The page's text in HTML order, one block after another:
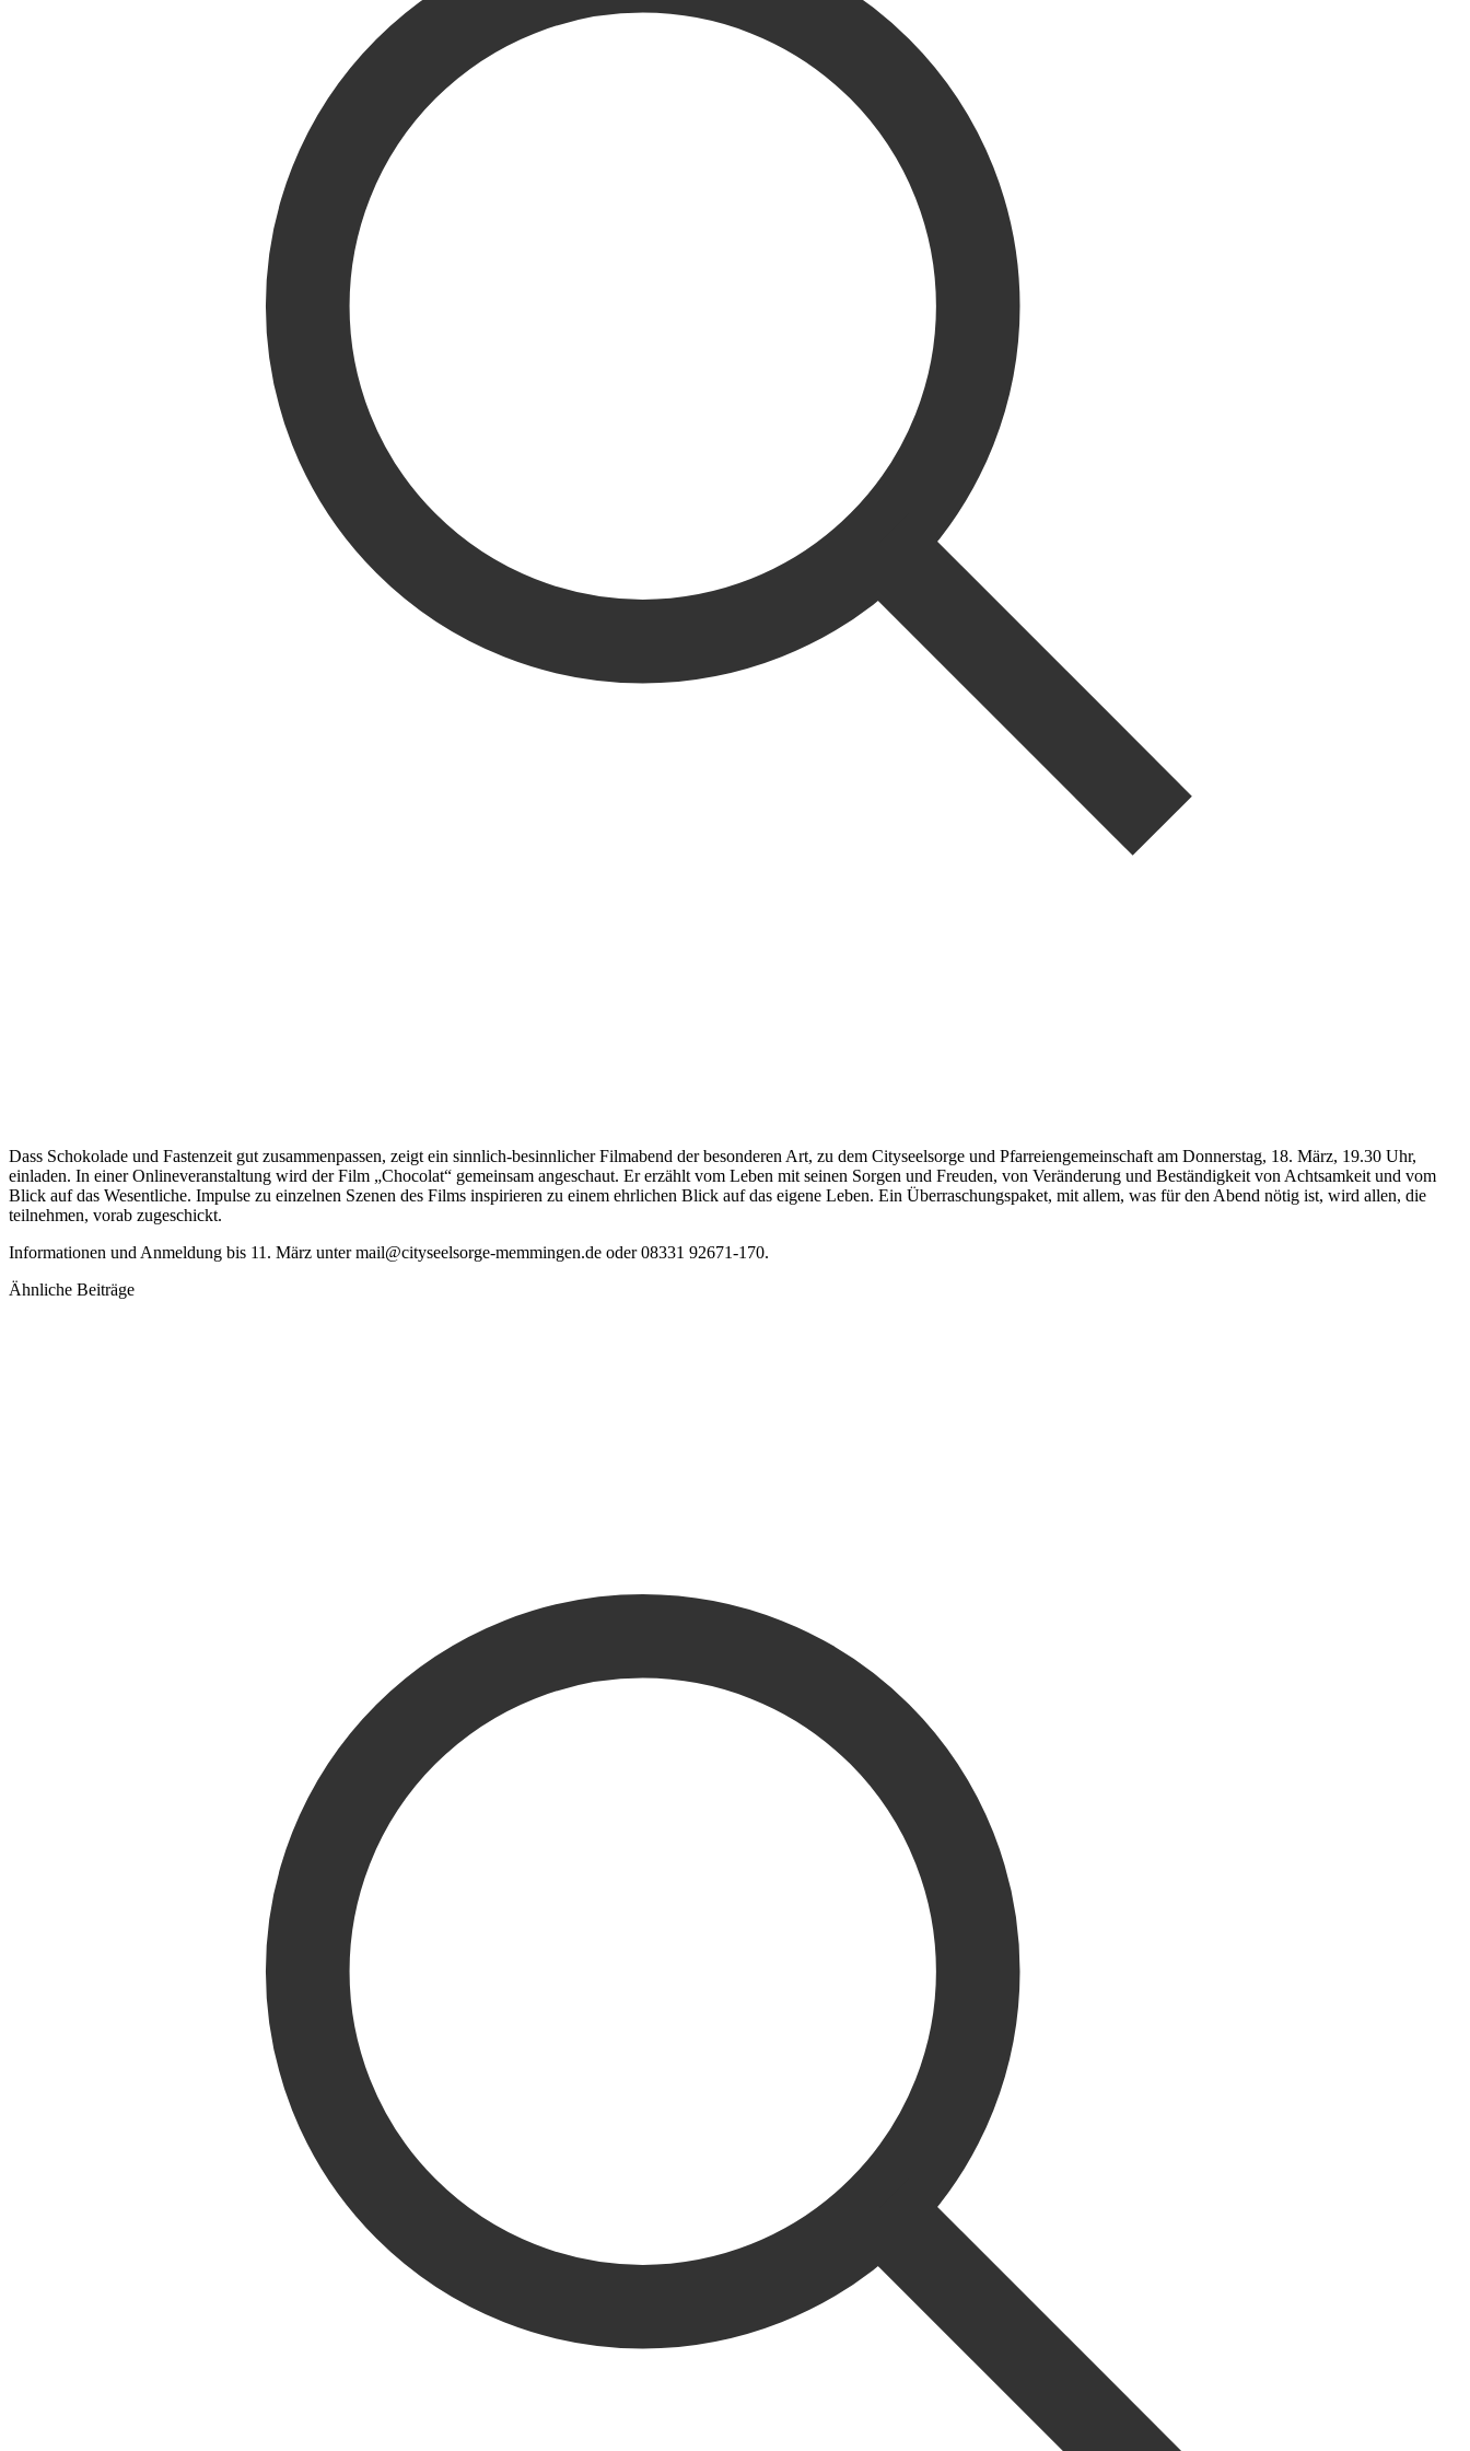
Dass Schokolade und Fastenzeit gut zusammenpassen, zeigt ein sinnlich-besinnlicher Filmabend der besonderen Art, zu dem Cityseelsorge und Pfarreiengemeinschaft am Donnerstag, 18. März, 19.30 Uhr,
einladen. In einer Onlineveranstaltung wird der Film „Chocolat“ gemeinsam angeschaut. Er erzählt vom Leben mit seinen Sorgen und Freuden, von Veränderung und Beständigkeit von Achtsamkeit und vom
Blick auf das Wesentliche. Impulse zu einzelnen Szenen des Films inspirieren zu einem ehrlichen Blick auf das eigene Leben. Ein Überraschungspaket, mit allem, was für den Abend nötig ist, wird allen, die
teilnehmen, vorab zugeschickt.
Informationen und Anmeldung bis 11. März unter mail@cityseelsorge-memmingen.de oder 08331 92671-170.
Ähnliche Beiträge